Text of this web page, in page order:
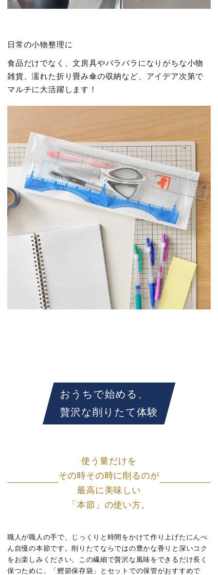
日常の小物整理に
食品だけでなく、文房具やバラバラになりがちな小物
雑貨、濡れた折り畳み傘の収納など、アイデア次第で
マルチに大活躍します！
おうちで始める、
贅沢な削りたて体験
使う量だけを
その時その時に削るのが
最高に美味しい
「本節」の使い方。
職人が職人の手で、じっくりと時間をかけて作り上げたにんべ
ん自慢の本節です。削りたてならではの豊かな香りと深いコク
をお楽しみください。この繊細で贅沢な風味をできるだけ長く
保つために、「鰹節保存袋」とセットでの保管がおすすめで